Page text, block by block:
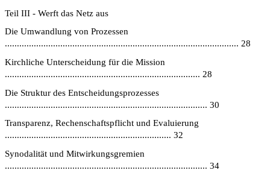
Teil III - Werft das Netz aus
Die Umwandlung von Prozessen
................................................................................................. 28
Kirchliche Unterscheidung für die Mission
................................................................................. 28
Die Struktur des Entscheidungsprozesses
.................................................................................... 30
Transparenz, Rechenschaftspflicht und Evaluierung
..................................................................... 32
Synodalität und Mitwirkungsgremien
.................................................................................... 34